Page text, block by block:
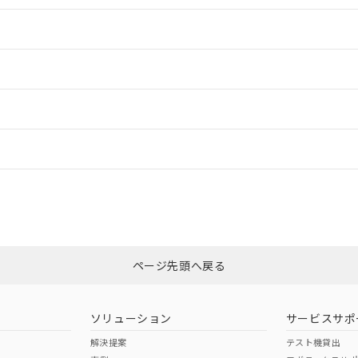
ダウンロードはこちら
（日本
（アメリカ
ページ先頭へ戻る
ソリューション
解決提案
サービスサポ
テスト機貸出